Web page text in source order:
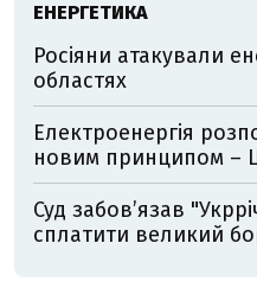
ЕНЕРГЕТИКА
Росіяни атакували
областях
Електроенергія
новим принципом –
Суд забов’язав
сплатити великий